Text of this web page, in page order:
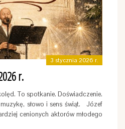
3 stycznia 2026 r.
r.
To spotkanie. Doświadczenie.
słowo i sens świąt. Józef
cenionych aktorów młodego